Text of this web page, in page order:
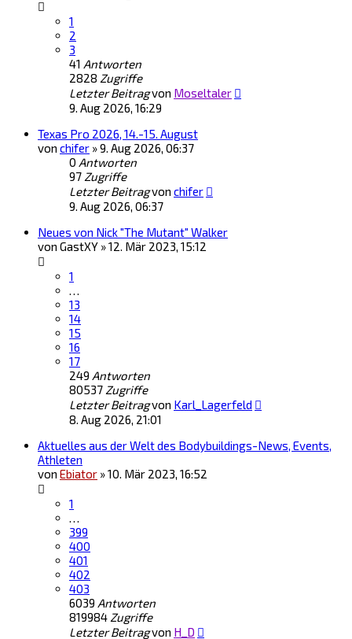
1
2
3
41 Antworten
2828 Zugriffe
Letzter Beitragvon Moseltaler
9. Aug 2026, 16:29
Texas Pro 2026, 14.-15. August
von chifer »9. Aug 2026, 06:37
0 Antworten
97 Zugriffe
Letzter Beitragvon chifer
9. Aug 2026, 06:37
Neues von Nick "The Mutant" Walker
von GastXY »12. Mär 2023, 15:12
1
…
13
14
15
16
17
249 Antworten
80537 Zugriffe
Letzter Beitragvon Karl_Lagerfeld
8. Aug 2026, 21:01
Aktuelles aus der Welt des Bodybuildings-News, Events,
Athleten
von Ebiator »10. Mär 2023, 16:52
1
…
399
400
401
402
403
6039 Antworten
819984 Zugriffe
Letzter Beitragvon H_D